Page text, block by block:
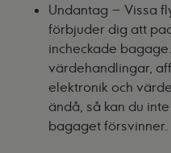
Undantag – Vissa
förbjuder dig att
incheckade
värdehandlingar,
elektronik och
ändå, så kan du
bagaget försvinner.